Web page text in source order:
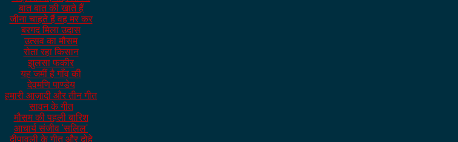
बात बात की खाते हैं
जीना चाहते हैं वह मर कर
बरगद मिला उदास
उत्सव का मौसम
रोता रहा किसान
झुलसा फकीर
यह जमीं है गाँव की
देवमणि पाण्डेय
हमारी आज़ादी और तीन गीत
सावन के गीत
मौसम की पहली बारिश
आचार्य संजीव 'सलिल'
दीपावली के गीत और दोहे